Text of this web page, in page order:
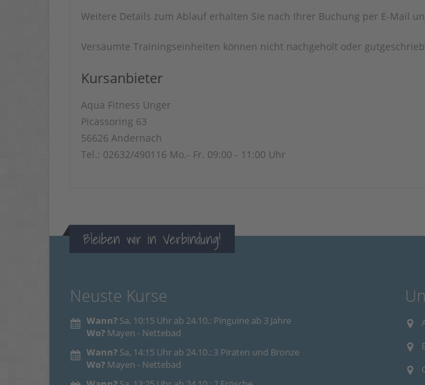
Weitere Details zum Ablauf erhalten Sie nach Ihrer Buchung per E-Mail
Versäumte Trainingseinheiten können nicht nachgeholt oder
Kursanbieter
Aqua Fitness Unger
Picassoring 63
56626 Andernach
Tel.: 02632/490116 Mo.- Fr. 09:00 - 11:00 Uhr
Bleiben wir in Verbindung!
Neuste Kurse
Wann? Sa, 10:15 Uhr ab 24.10.: Pinguine ab 3 Jahre
Wo? Mayen - Nettebad
Wann? Sa, 14:15 Uhr ab 24.10.: 3 Piraten und Bronze
Wo? Mayen - Nettebad